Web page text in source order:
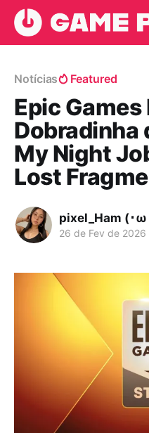
Notícias Featured
Epic
Dobradinha
My Night
Lost
pixel_Ham (･ω
26 de Fev de 2026